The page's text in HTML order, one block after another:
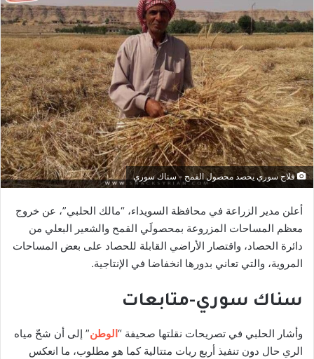
فلاح سوري يحصد محصول القمح - سناك سوري
أعلن مدير الزراعة في محافظة السويداء، “مالك الحلبي”، عن خروج
معظم المساحات المزروعة بمحصولَي القمح والشعير البعلي من
دائرة الحصاد، واقتصار الأراضي القابلة للحصاد على بعض المساحات
المروية، والتي تعاني بدورها انخفاضا في الإنتاجية.
سناك سوري-متابعات
وأشار الحلبي في تصريحات نقلتها صحيفة “ الوطن” إلى أن شحّ مياه
الري حال دون تنفيذ أربع ريات متتالية كما هو مطلوب، ما انعكس